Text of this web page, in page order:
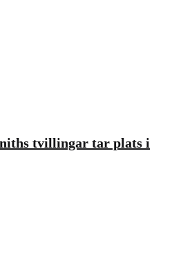
tvillingar tar plats i